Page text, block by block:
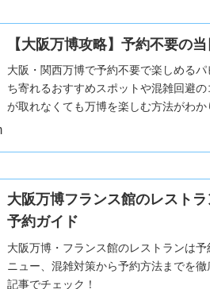
【大阪万博攻略】予約不要の
大阪・関西万博で予約不要で楽しめる
ち寄れるおすすめスポットや混雑回避
が取れなくても万博を楽しむ方法がわか
大阪万博フランス館のレスト
予約ガイド
大阪万博・フランス館のレストランは
ニュー、混雑対策から予約方法までを
記事でチェック！